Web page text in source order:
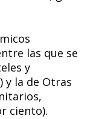
las que se
y
y la de Otras
ciento).